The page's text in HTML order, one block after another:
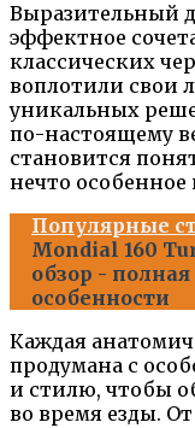
Выразительный
эффектное
классических
воплотили свои
уникальных
по-настоящему
становится
нечто
Популярные
Mondial 160
обзор -
особенности
Каждая
продумана с
и стилю, чтобы
во время езды.